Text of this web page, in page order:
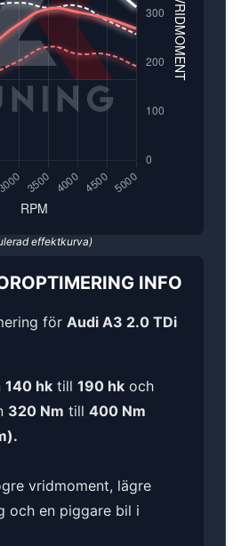
effektkurva)
INFO
för Audi A3 2.0 TDi
140 hk till 190 hk och
320 Nm till 400 Nm
vridmoment, lägre
och en piggare bil i